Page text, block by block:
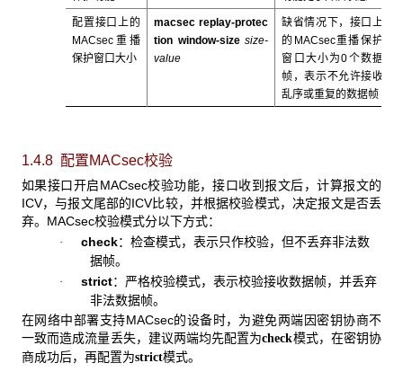
配置接口上的
MACsec重播
保护窗口大小
macsec replay-protec
tion window-size size-
value
缺省情况下，接口上
的MACsec重播保护
窗口大小为0个数据
帧，表示不允许接收
乱序或重复的数据帧
1.4.8 配置MACsec校验
如果接口开启MACsec校验功能，接口收到报文后，计算报文的
ICV，与报文尾部的ICV比较，并根据校验模式，决定报文是否丢
弃。MACsec校验模式分以下方式：
· check：检查模式，表示只作校验，但不丢弃非法数
据帧。
· strict：严格校验模式，表示校验接收数据帧，并丢弃
非法数据帧。
在网络中部署支持MACsec的设备时，为避免两端因密钥协商不
一致而造成流量丢失，建议两端均先配置为check模式，在密钥协
商成功后，再配置为strict模式。